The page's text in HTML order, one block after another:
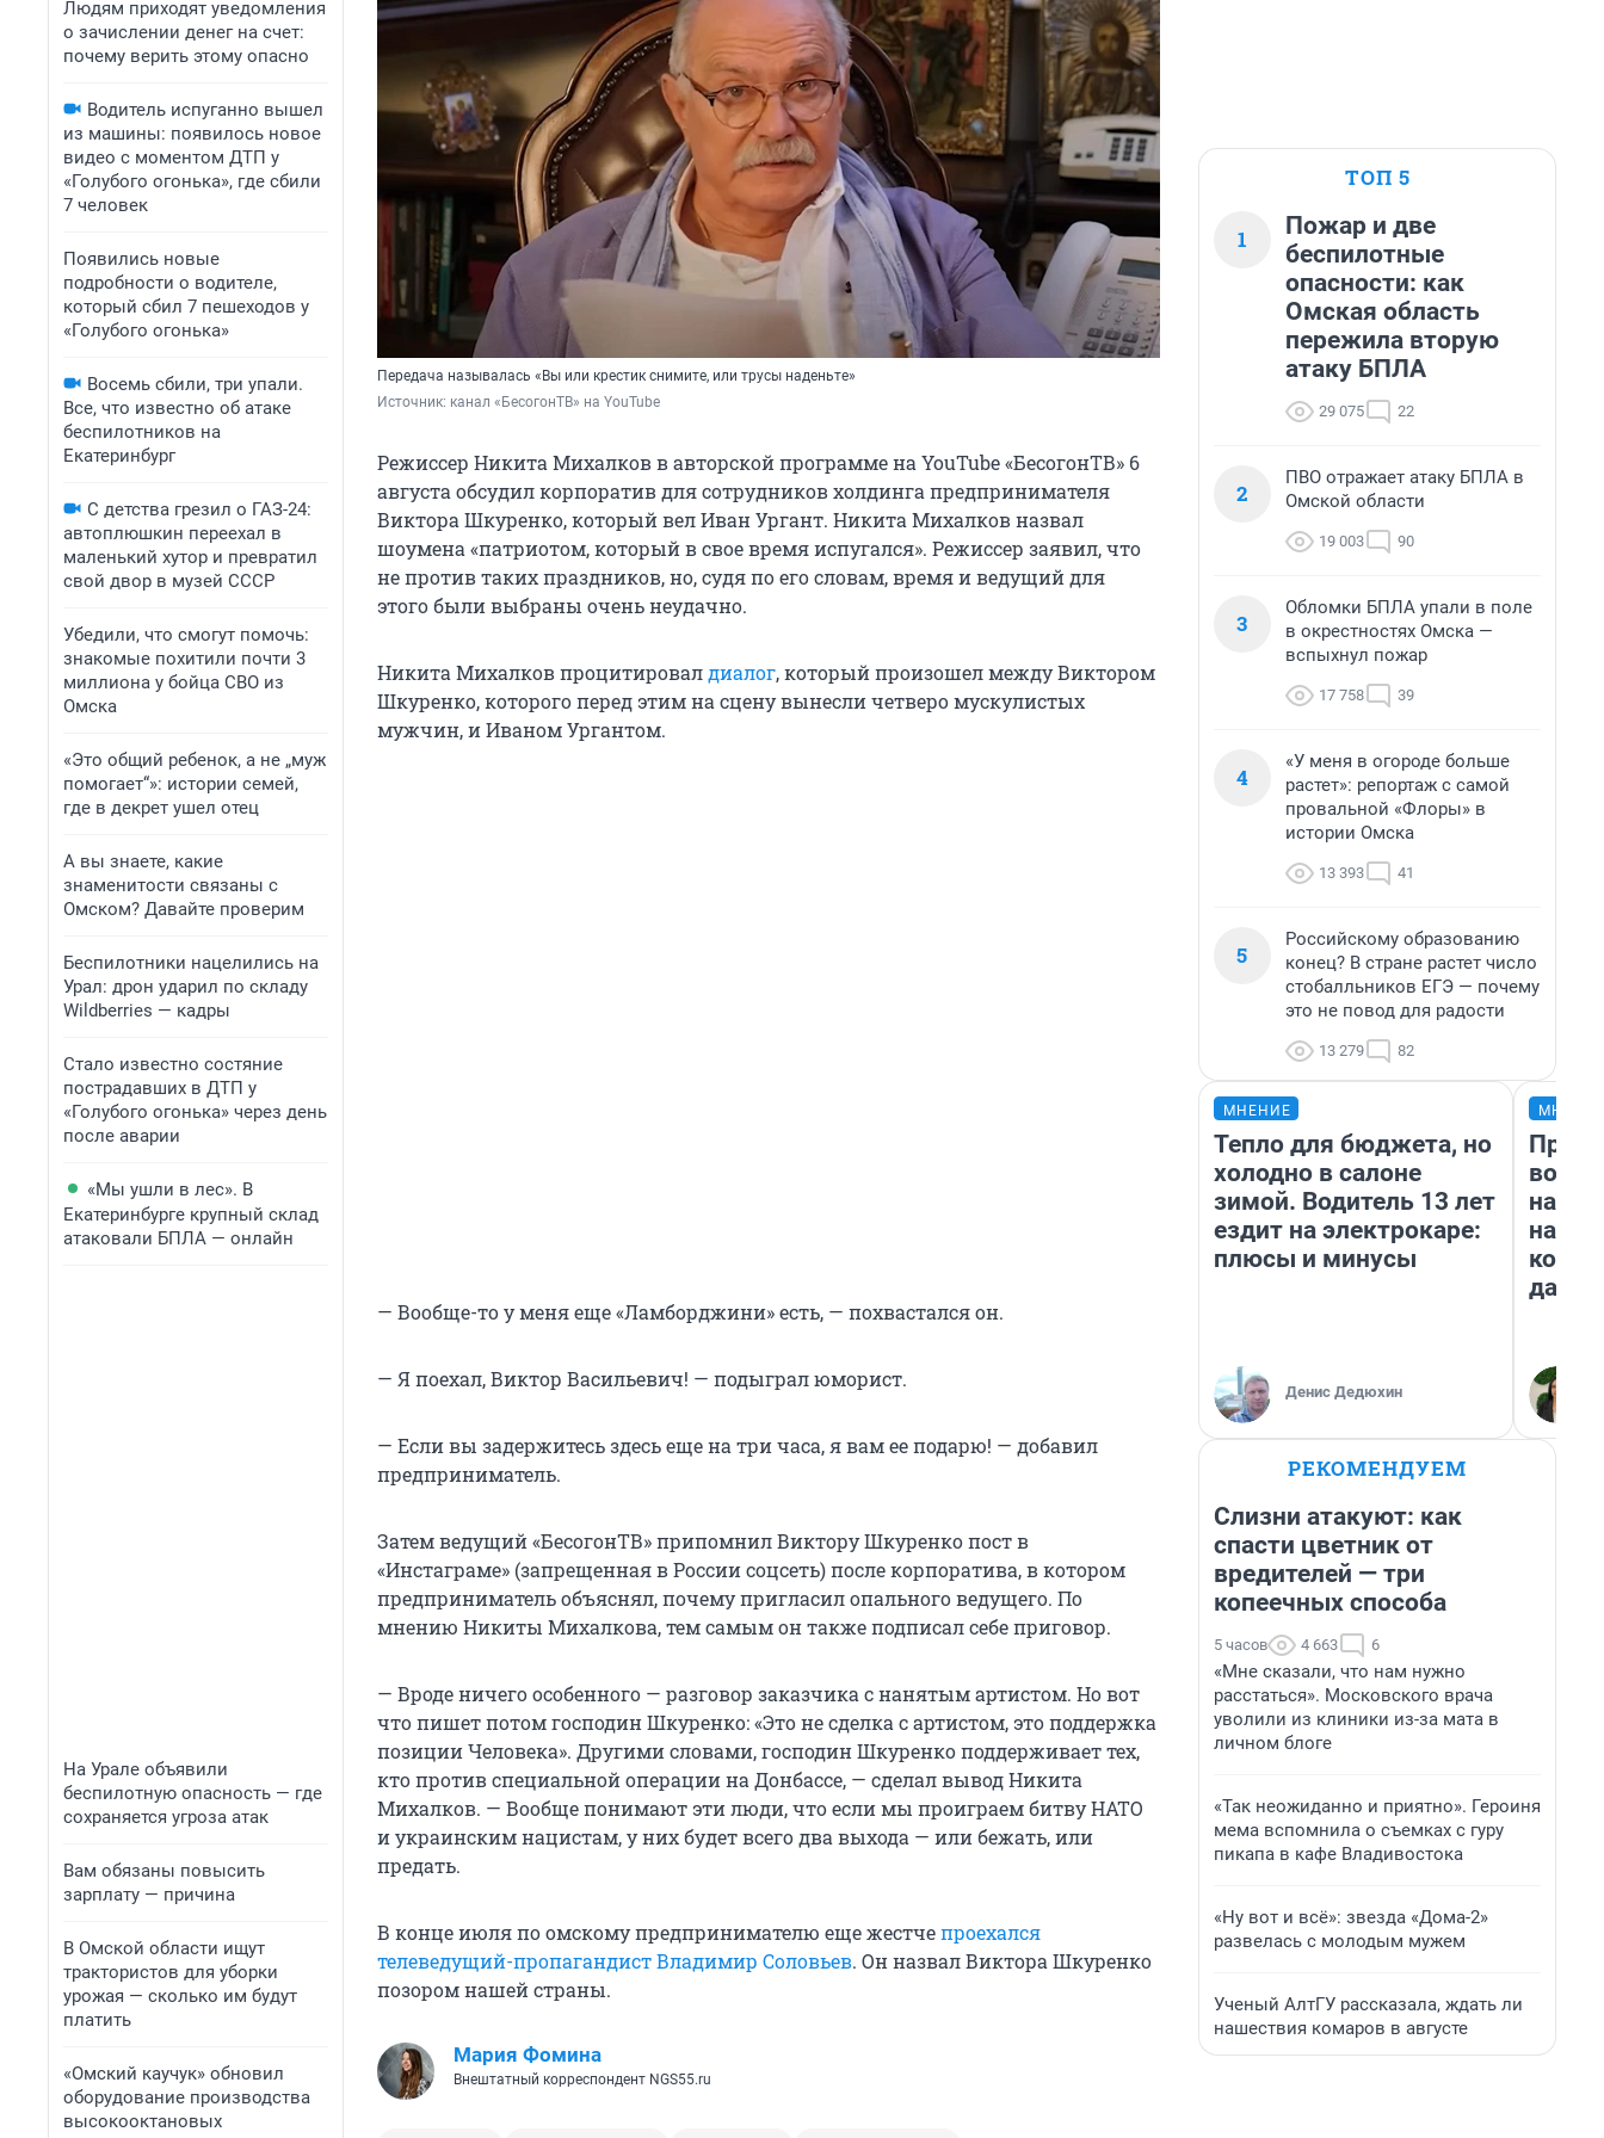
Людям приходят уведомления
о зачислении денег на счет:
почему верить этому опасно
Водитель испуганно вышел
из машины: появилось новое
видео с моментом ДТП у
«Голубого огонька», где сбили
7 человек
Появились новые
подробности о водителе,
который сбил 7 пешеходов у
«Голубого огонька»
Восемь сбили, три упали.
Все, что известно об атаке
беспилотников на
Екатеринбург
С детства грезил о ГАЗ-24:
автоплюшкин переехал в
маленький хутор и превратил
свой двор в музей СССР
Убедили, что смогут помочь:
знакомые похитили почти 3
миллиона у бойца СВО из
Омска
«Это общий ребенок, а не „муж
помогает“»: истории семей,
где в декрет ушел отец
А вы знаете, какие
знаменитости связаны с
Омском? Давайте проверим
Беспилотники нацелились на
Урал: дрон ударил по складу
Wildberries — кадры
Стало известно состяние
пострадавших в ДТП у
«Голубого огонька» через день
после аварии
«Мы ушли в лес». В
Екатеринбурге крупный склад
атаковали БПЛА — онлайн
На Урале объявили
беспилотную опасность — где
сохраняется угроза атак
Вам обязаны повысить
зарплату — причина
В Омской области ищут
трактористов для уборки
урожая — сколько им будут
платить
«Омский каучук» обновил
оборудование производства
высокооктановых
Передача называлась «Вы или крестик снимите, или трусы наденьте»
Источник: канал «БесогонТВ» на YouTube
Режиссер Никита Михалков в авторской программе на YouTube «БесогонТВ» 6
августа обсудил корпоратив для сотрудников холдинга предпринимателя
Виктора Шкуренко, который вел Иван Ургант. Никита Михалков назвал
шоумена «патриотом, который в свое время испугался». Режиссер заявил, что
не против таких праздников, но, судя по его словам, время и ведущий для
этого были выбраны очень неудачно.
Никита Михалков процитировалдиалог, который произошел между Виктором
Шкуренко, которого перед этим на сцену вынесли четверо мускулистых
мужчин, и Иваном Ургантом.
— Вообще-то у меня еще «Ламборджини» есть, — похвастался он.
— Я поехал, Виктор Васильевич! — подыграл юморист.
— Если вы задержитесь здесь еще на три часа, я вам ее подарю! — добавил
предприниматель.
Затем ведущий «БесогонТВ» припомнил Виктору Шкуренко пост в
«Инстаграме» (запрещенная в России соцсеть) после корпоратива, в котором
предприниматель объяснял, почему пригласил опального ведущего. По
мнению Никиты Михалкова, тем самым он также подписал себе приговор.
— Вроде ничего особенного — разговор заказчика с нанятым артистом. Но вот
что пишет потом господин Шкуренко: «Это не сделка с артистом, это поддержка
позиции Человека». Другими словами, господин Шкуренко поддерживает тех,
кто против специальной операции на Донбассе, — сделал вывод Никита
Михалков. — Вообще понимают эти люди, что если мы проиграем битву НАТО
и украинским нацистам, у них будет всего два выхода — или бежать, или
предать.
В конце июля по омскому предпринимателю еще жестчепроехался
телеведущий-пропагандист Владимир Соловьев. Он назвал Виктора Шкуренко
позором нашей страны.
Мария Фомина
Внештатный корреспондент NGS55.ru
ТОП 5
1
Пожар и две
беспилотные
опасности: как
Омская область
пережила вторую
атаку БПЛА
29 075 22
2
ПВО отражает атаку БПЛА в
Омской области
19 003 90
3
Обломки БПЛА упали в поле
в окрестностях Омска —
вспыхнул пожар
17 758 39
4
«У меня в огороде больше
растет»: репортаж с самой
провальной «Флоры» в
истории Омска
13 393 41
5
Российскому образованию
конец? В стране растет число
стобалльников ЕГЭ — почему
это не повод для радости
13 279 82
МНЕНИЕ
Тепло для бюджета, но
холодно в салоне
зимой. Водитель 13 лет
ездит на электрокаре:
плюсы и минусы
Денис Дедюхин
нам
даже
РЕКОМЕНДУЕМ
Слизни атакуют: как
спасти цветник от
вредителей — три
копеечных способа
5 часов 4 663 6
«Мне сказали, что нам нужно
расстаться». Московского врача
уволили из клиники из-за мата в
личном блоге
«Так неожиданно и приятно». Героиня
мема вспомнила о съемках с гуру
пикапа в кафе Владивостока
«Ну вот и всё»: звезда «Дома-2»
развелась с молодым мужем
Ученый АлтГУ рассказала, ждать ли
нашествия комаров в августе